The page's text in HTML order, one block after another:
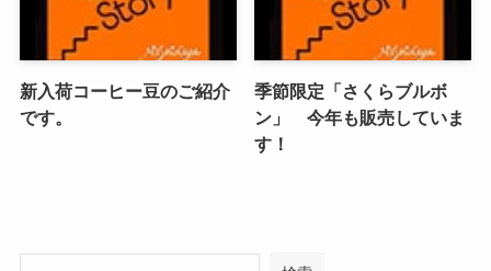
新入荷コーヒー豆のご紹介
です。
季節限定「さくらブルボ
ン」 今年も販売していま
す！